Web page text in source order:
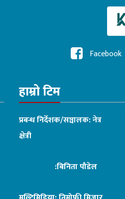
Facebook
हाम्रो टिम
प्रबन्ध निर्देशक/सञ्चालक: नेत्र
क्षेत्री
:बिनिता पौडेल